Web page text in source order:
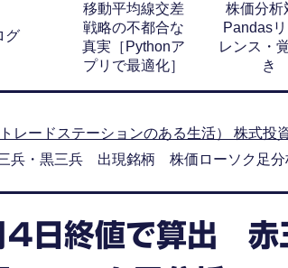
グ
移動平均線交差
戦略の不都合な
真実［Pythonア
プリで最適化］
株価分析
Pandas
レンス・
き
レードステーションのある生活） 株式投
兵・黒三兵 出現銘柄 株価ローソク足分
終値で算出 赤